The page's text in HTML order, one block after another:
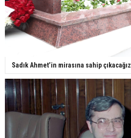
Sadık Ahmet’in mirasına sahip çıkacağız